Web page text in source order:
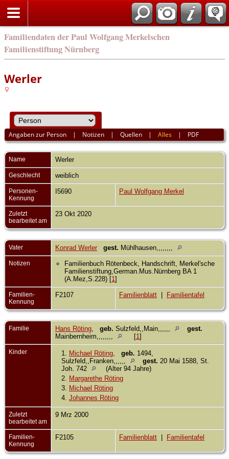
Familiendaten der Paul Wolfgang Merkelschen
Familienstiftung Nürnberg
Werler
Angaben zur Person | Notizen |Quellen |Alles | PDF
Name Werler
Geschlecht weiblich
Personen-
Kennung
I5690 Paul Wolfgang Merkel
Zuletzt
bearbeitet am
23 Okt 2020
Vater Konrad Werler gest. Mühlhausen,,,,,,,,
Notizen
Familienbuch Rötenbeck, Handschrift, Merkel'sche
Familienstiftung,German.Mus.Nürnberg BA 1
(A.Mez,S.228) [1]
Familien-
Kennung
F2107 Familienblatt Familientafel
Familie Hans Röting geb. Sulzfeld,,Main,,,,,,
gest.
Mainbernheim,,,,,,,,
[1 ]
Kinder 1. Michael Röting geb. 1494,
Sulzfeld,,Franken,,,,,,
gest. 20 Mai 1588, St.
Joh. 742
(Alter 94 Jahre)
2.
Margarethe Röting
3.
Michael Röting
4. Johannes Röting
Zuletzt
bearbeitet am
9 Mrz 2000
Familien-
Kennung
F2105 Familienblatt Familientafel